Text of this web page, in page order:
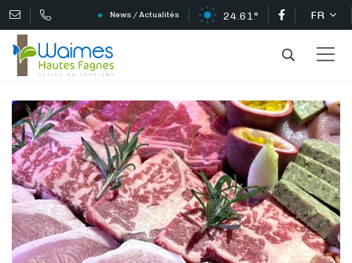
News / Actualités 24.61° FR